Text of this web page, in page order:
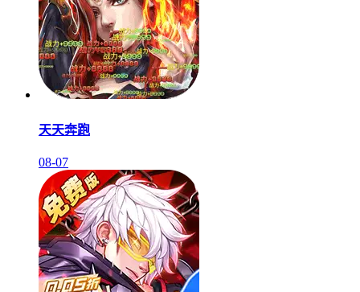
天天奔跑
08-07